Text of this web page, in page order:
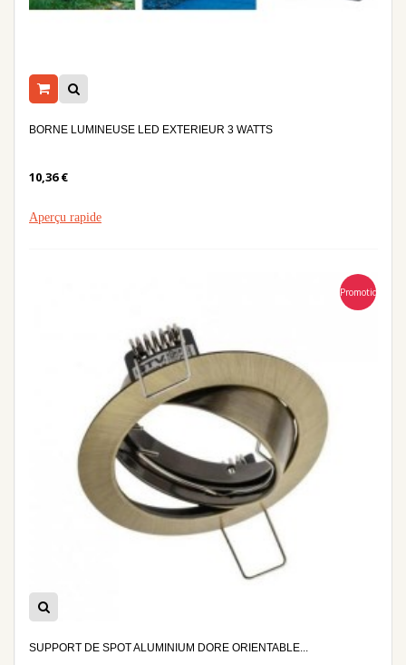
BORNE LUMINEUSE LED EXTERIEUR 3 WATTS
10,36 €
Aperçu rapide
Promotion
SUPPORT DE SPOT ALUMINIUM DORE ORIENTABLE...